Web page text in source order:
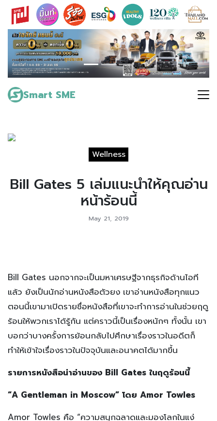
Skip
content
Smart SME
Search
for:
Wellness
Bill Gates 5 เล่มแนะนำให้คุณอ่าน
หน้าร้อนนี้
May 21, 2019
Bill Gates นอกจากจะเป็นมหาเศรษฐีจากธุรกิจด้านไอที
แล้ว ยังเป็นนักอ่านหนังสือตัวยง เขาอ่านหนังสือทุกแนว
ตอนนี้เขามาเปิดรายชื่อหนังสือที่เขาจะทำการอ่านในช่วยฤดู
ร้อนให้พวกเราได้รู้กัน แต่คราวนี้เป็นเรื่องหนักๆ ทั้งนั้น เขา
บอกว่าบางครั้งการย้อนกลับไปศึกษาเรื่องราวในอดีตก็
ทำให้เข้าใจเรื่องราวในปัจจุบันและอนาคตได้มากขึ้น
รายการหนังสือน่าอ่านของ Bill Gates ในฤดูร้อนนี้
“A Gentleman in Moscow” โดย Amor Towles
Amor Towles คือ “ความสนุกฉลาดและมองโลกในแง่